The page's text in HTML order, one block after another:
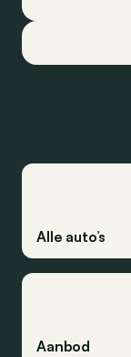
Alle auto’s
Aanbod